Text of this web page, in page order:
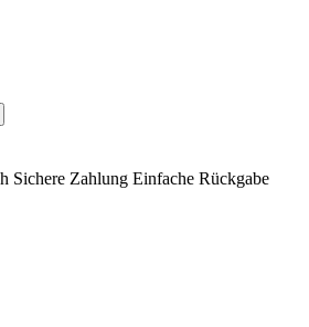
Sichere Zahlung Einfache Rückgabe